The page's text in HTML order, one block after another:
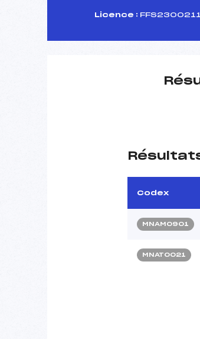
Licence : FFS2300211
Codex
MNAM0901
MNAT0021